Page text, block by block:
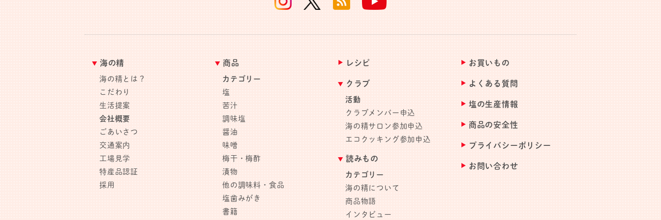
海の精
海の精とは？
こだわり
生活提案
会社概要
ごあいさつ
交通案内
工場見学
特産品認証
採用
商品
カテゴリー
塩
苦汁
調味塩
醤油
味噌
梅干・梅酢
漬物
他の調味料・食品
塩歯みがき
書籍
レシピ
クラブ
活動
クラブメンバー申込
海の精サロン参加申込
エコクッキング参加申込
読みもの
カテゴリー
海の精について
商品物語
インタビュー
お買いもの
よくある質問
塩の生産情報
商品の安全性
プライバシーポリシー
お問い合わせ